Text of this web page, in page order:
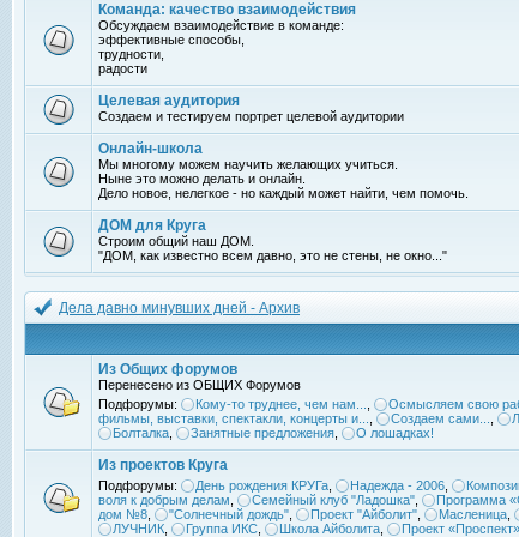
Команда: качество взаимодействия
Обсуждаем взаимодействие в команде:
эффективные способы,
трудности,
радости
Целевая аудитория
Создаем и тестируем портрет целевой аудитории
Онлайн-школа
Мы многому можем научить желающих учиться.
Ныне это можно делать и онлайн.
Дело новое, нелегкое - но каждый может найти, чем помочь.
ДОМ для Круга
Строим общий наш ДОМ.
"ДОМ, как известно всем давно, это не стены, не окно..."
Дела давно минувших дней - Архив
Из Общих форумов
Перенесено из ОБЩИХ Форумов
Подфорумы:
Кому-то труднее, чем нам... Осмысляем свою
фильмы, выставки, спектакли, концерты и...
Создаем сами...
Болталка
Занятные предложения О лошадках!
Из проектов Круга
Подфорумы: День рождения КРУГа Надежда - 2006
воля к добрым делам
Семейный клуб "Ладошка" Программа
дом №8
"Солнечный дождь" Проект "Айболит" Масленица
ЛУЧНИК
Группа ИКС Школа Айболита Проект «Проспект»